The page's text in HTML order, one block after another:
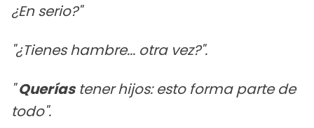
¿En serio?"
"¿Tienes hambre... otra vez?".
"Queríastener hijos: esto forma parte de
todo".